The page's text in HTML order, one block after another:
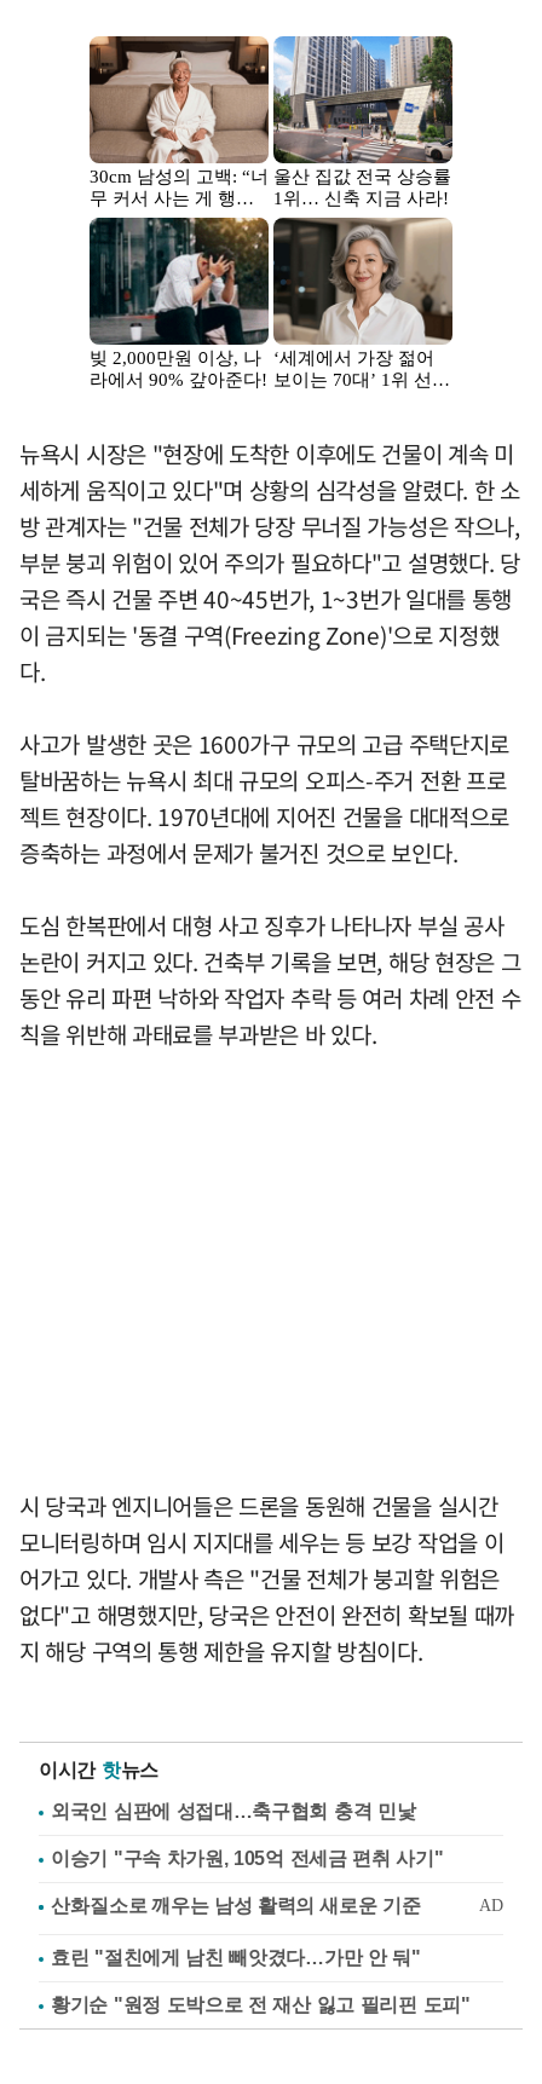
뉴욕시 시장은 "현장에 도착한 이후에도 건물이 계속 미
세하게 움직이고 있다"며 상황의 심각성을 알렸다. 한 소
방 관계자는 "건물 전체가 당장 무너질 가능성은 작으나,
부분 붕괴 위험이 있어 주의가 필요하다"고 설명했다. 당
국은 즉시 건물 주변 40~45번가, 1~3번가 일대를 통행
이 금지되는 '동결 구역(Freezing Zone)'으로 지정했
다.
사고가 발생한 곳은 1600가구 규모의 고급 주택단지로
탈바꿈하는 뉴욕시 최대 규모의 오피스-주거 전환 프로
젝트 현장이다. 1970년대에 지어진 건물을 대대적으로
증축하는 과정에서 문제가 불거진 것으로 보인다.
도심 한복판에서 대형 사고 징후가 나타나자 부실 공사
논란이 커지고 있다. 건축부 기록을 보면, 해당 현장은 그
동안 유리 파편 낙하와 작업자 추락 등 여러 차례 안전 수
칙을 위반해 과태료를 부과받은 바 있다.
시 당국과 엔지니어들은 드론을 동원해 건물을 실시간
모니터링하며 임시 지지대를 세우는 등 보강 작업을 이
어가고 있다. 개발사 측은 "건물 전체가 붕괴할 위험은
없다"고 해명했지만, 당국은 안전이 완전히 확보될 때까
지 해당 구역의 통행 제한을 유지할 방침이다.
이시간 핫뉴스
외국인 심판에 성접대…축구협회 충격 민낯
이승기 "구속 차가원, 105억 전세금 편취 사기"
효린 "절친에게 남친 빼앗겼다…가만 안 둬"
황기순 "원정 도박으로 전 재산 잃고 필리핀 도피"